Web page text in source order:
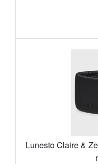
Lunesto Claire &